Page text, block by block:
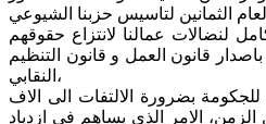
الثمانين لتاسيس حزبنا الشيوعي
لنضالات عمالنا لانتزاع حقوقهم
قانون العمل و قانون التنظيم
النقابي،
بضرورة الالتفات الى الاف
الامر الذي يساهم في ازدياد